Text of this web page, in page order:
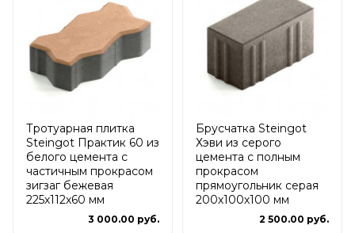
Тротуарная плитка
Steingot Практик 60 из
белого цемента с
частичным прокрасом
зигзаг бежевая
225х112х60 мм
3 000.00 руб.
Брусчатка Steingot
Хэви из серого
цемента с полным
прокрасом
прямоугольник серая
200х100х100 мм
2 500.00 руб.